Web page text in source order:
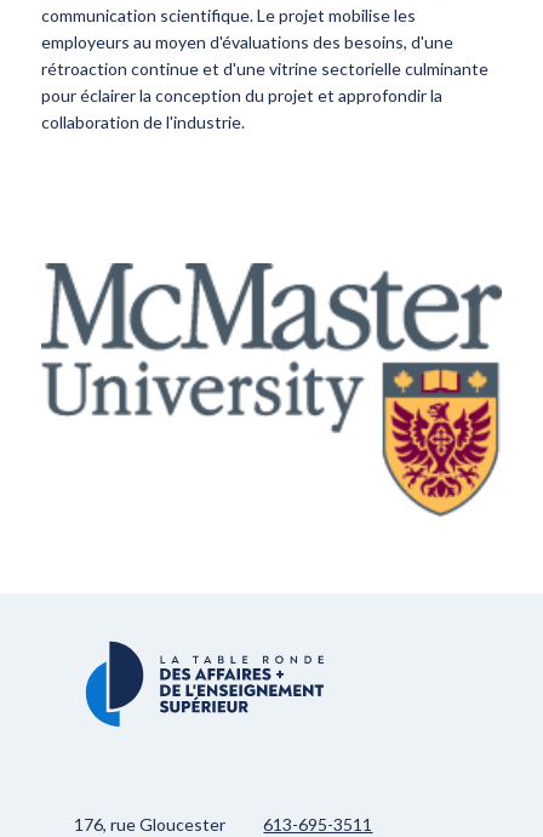
communication scientifique. Le projet mobilise les
employeurs au moyen d'évaluations des besoins, d'une
rétroaction continue et d'une vitrine sectorielle culminante
pour éclairer la conception du projet et approfondir la
collaboration de l'industrie.
176, rue Gloucester
613-695-3511